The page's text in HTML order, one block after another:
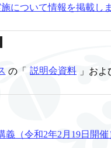
について情報を掲載しま
の「 説明会資料 」およ
義（令和2年2月19日開